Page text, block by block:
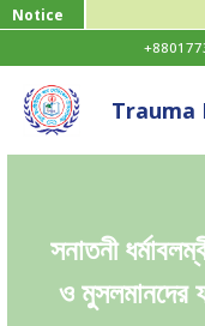
Notice
Trauma
সনাতনী
ও মুসলমানদের